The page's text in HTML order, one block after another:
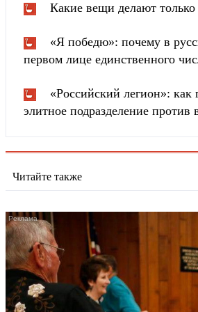
Какие вещи делают только
«Я победю»: почему в
первом лице единственного
«Российский легион»: как
элитное подразделение против
Читайте также